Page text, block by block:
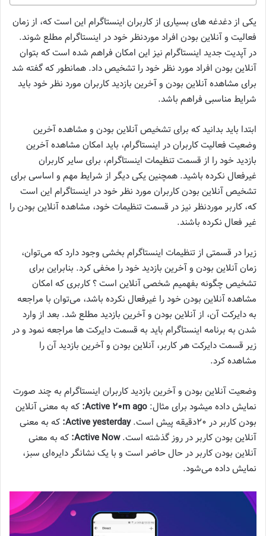
یکی از دغدغه‌ های بسیاری از کاربران اینستاگرام این است که، از زمان
فعالیت و آنلاین بودن افراد موردنظر خود در اینستاگرام مطلع شوند.
در آپدیت جدید اینستاگرام نیز این امکان فراهم شده است که بتوان
آنلاین بودن افراد مورد نظر خود را تشخیص داد. همانطور که گفته شد
برای مشاهده آنلاین بودن و آخرین بازدید کاربران مورد نظر خود باید
شرایط مناسبی فراهم باشد.
ابتدا باید بدانید که برای تشخیص آنلاین بودن و مشاهده آخرین
وضعیت فعالیت کاربران در اینستاگرام، باید امکان مشاهده آخرین
بازدید خود را از قسمت تنظیمات اینستاگرام، برای سایر کاربران
غیرفعال نکرده باشید. همچنین یکی دیگر از شرایط مهم و اساسی برای
تشخیص آنلاین بودن کاربران مورد نظر خود در اینستاگرام این است
که، کاربر موردنظر نیز در قسمت تنظیمات خود، مشاهده آنلاین بودن را
غیر فعال نکرده باشند.
زیرا در قسمتی از تنظیمات اینستاگرام بخشی وجود دارد که می‌توان،
زمان آنلاین بودن و آخرین بازدید خود را مخفی کرد. بنابراین برای
تشخیص چگونه بفهمیم شخصی آنلاین است ؟ کاربری که امکان
مشاهده آنلاین بودن خود را غیرفعال نکرده باشد، می‌توان با مراجعه
به دایرکت آن، از آنلاین بودن و آخرین بازدید مطلع شد. بعد از وارد
شدن به برنامه اینستاگرام باید به قسمت دایرکت‌ ها مراجعه نمود و در
زیر قسمت دایرکت هر کاربر، آنلاین بودن و آخرین بازدید آن را
مشاهده کرد.
وضعیت آنلاین بودن و آخرین بازدید کاربران اینستاگرام به چند صورت
نمایش داده میشود برای مثال: Active 20m ago: که به معنی آنلاین
بودن کاربر در 20دقیقه پیش است.
Active yesterday: که به معنی
آنلاین بودن کاربر در روز گذشته است.Active Now: که به معنی
آنلاین بودن کاربر در حال حاضر است و با یک نشانگر دایره‌ای سبز،
نمایش داده می‌شود.